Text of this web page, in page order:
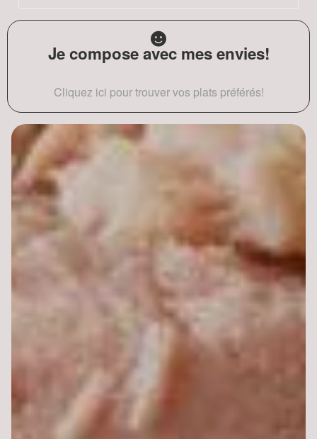
Je compose avec mes envies!
Cliquez ici pour trouver vos plats préférés!